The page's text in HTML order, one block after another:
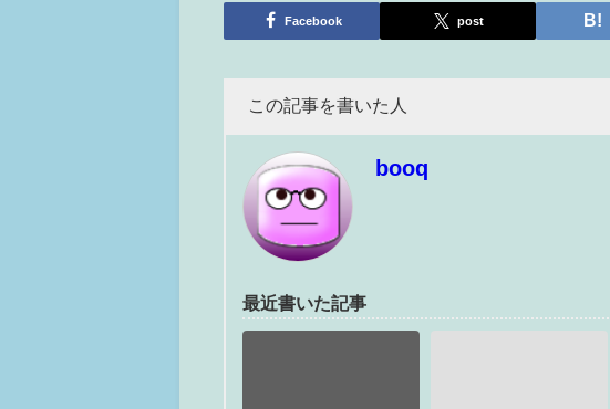
Facebook post
この記事を書いた人
booq
最近書いた記事